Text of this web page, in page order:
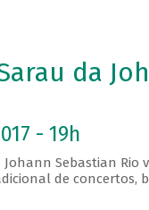
da
- 19h
Sebastian
de concertos,